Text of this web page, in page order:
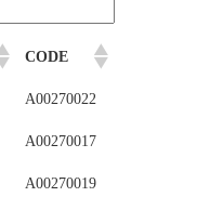
CODE
A00270022
A00270017
A00270019